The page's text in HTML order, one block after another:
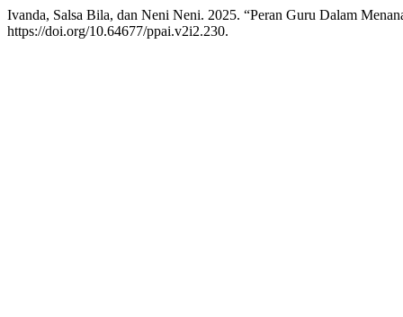
Ivanda, Salsa Bila, dan Neni Neni. 2025. “Peran Guru Dalam
https://doi.org/10.64677/ppai.v2i2.230.